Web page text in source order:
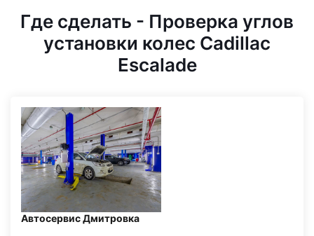
Где сделать - Проверка углов
установки колес Cadillac
Escalade
Автосервис Дмитровка